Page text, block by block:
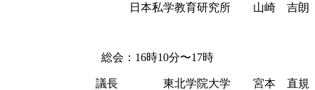
日本私学教育研究所 山崎 吉朗
総会： 16時10分〜17時
議長 東北学院大学 宮本 直規